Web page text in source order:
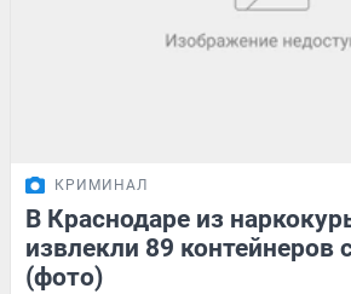
КРИМИНАЛ
В Краснодаре из
извлекли 89 контейнеров
(фото)